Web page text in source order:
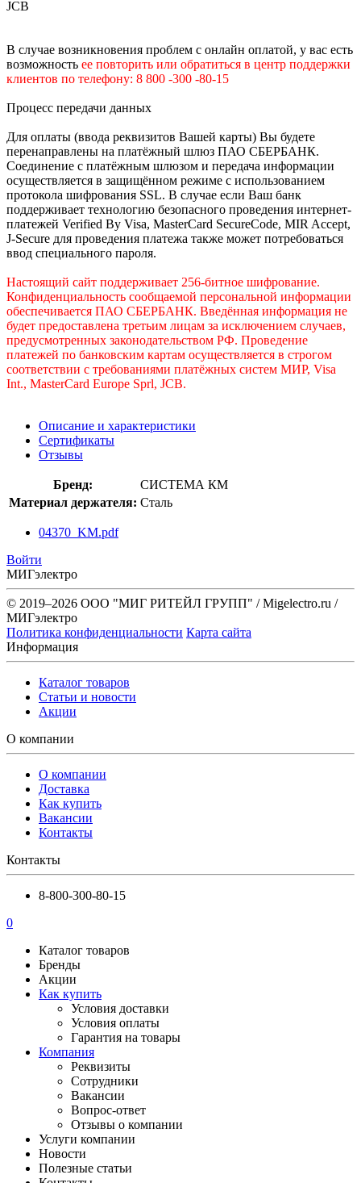
JCB
В случае возникновения проблем с онлайн оплатой, у вас есть
возможность ее повторить или обратиться в центр поддержки
клиентов по телефону: 8 800 -300 -80-15
Процесс передачи данных
Для оплаты (ввода реквизитов Вашей карты) Вы будете
перенаправлены на платёжный шлюз ПАО СБЕРБАНК.
Соединение с платёжным шлюзом и передача информации
осуществляется в защищённом режиме с использованием
протокола шифрования SSL. В случае если Ваш банк
поддерживает технологию безопасного проведения интернет-
платежей Verified By Visa, MasterCard SecureCode, MIR Accept,
J-Secure для проведения платежа также может потребоваться
ввод специального пароля.
Настоящий сайт поддерживает 256-битное шифрование.
Конфиденциальность сообщаемой персональной информации
обеспечивается ПАО СБЕРБАНК. Введённая информация не
будет предоставлена третьим лицам за исключением случаев,
предусмотренных законодательством РФ. Проведение
платежей по банковским картам осуществляется в строгом
соответствии с требованиями платёжных систем МИР, Visa
Int., MasterCard Europe Sprl, JCB.
Описание и характеристики
Сертификаты
Отзывы
Бренд:
СИСТЕМА КМ
Материал держателя: Сталь
04370_KM.pdf
Войти
МИГэлектро
© 2019–2026 ООО "МИГ РИТЕЙЛ ГРУПП" / Migelectro.ru /
МИГэлектро
Политика конфиденциальности Карта сайта
Информация
Каталог товаров
Статьи и новости
Акции
О компании
О компании
Доставка
Как купить
Вакансии
Контакты
Контакты
8-800-300-80-15
0
Каталог товаров
Бренды
Акции
Как купить
Условия доставки
Условия оплаты
Гарантия на товары
Компания
Реквизиты
Сотрудники
Вакансии
Вопрос-ответ
Отзывы о компании
Услуги компании
Новости
Полезные статьи